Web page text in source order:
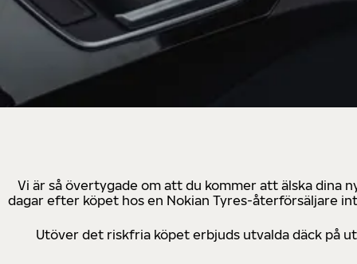
Vi är så övertygade om att du kommer att älska dina
dagar efter köpet hos en Nokian Tyres-återförsäljare
Utöver det riskfria köpet erbjuds utvalda däck på